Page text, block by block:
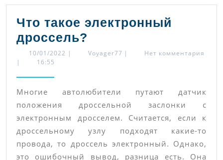
Что такое электронный
дроссель?
такое
10/01/2022 10/01/2022
| Voyager77 Voyager77
|
Нет комментария
|
16:55
Многие автолюбители путают датчик
положения дроссельной заслонки с
электронным дросселем. Считается, если к
дроссельному узлу подходят какие-то
провода, то дроссель электронный. Однако,
это ошибочный вывод, разница есть. Она